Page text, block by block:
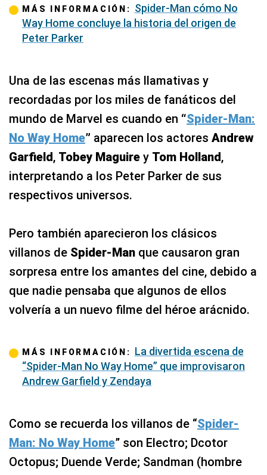
MÁS INFORMACIÓN: Spider-Man cómo No
Way Home concluye la historia del origen de
Peter Parker
Una de las escenas más llamativas y
recordadas por los miles de fanáticos del
mundo de Marvel es cuando en “Spider-Man:
No Way Home” aparecen los actores Andrew
Garfield, Tobey Maguire y Tom Holland,
interpretando a los Peter Parker de sus
respectivos universos.
Pero también aparecieron los clásicos
villanos de Spider-Man que causaron gran
sorpresa entre los amantes del cine, debido a
que nadie pensaba que algunos de ellos
volvería a un nuevo filme del héroe arácnido.
MÁS INFORMACIÓN: La divertida escena de
“Spider-Man No Way Home” que improvisaron
Andrew Garfield y Zendaya
Como se recuerda los villanos de “Spider-
Man: No Way Home” son Electro; Dcotor
Octopus; Duende Verde; Sandman (hombre